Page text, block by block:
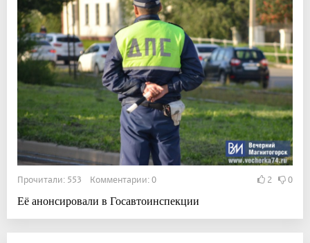
Прочитали: 553 Комментарии: 0 2 0
Её анонсировали в Госавтоинспекции